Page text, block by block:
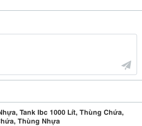
Tank Ibc 1000 Lít, Thùng Chứa,
Thùng Nhựa